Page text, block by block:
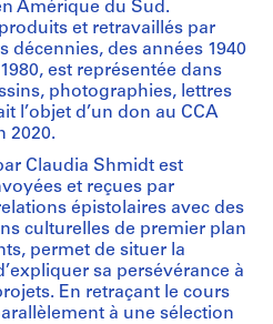
Amérique du Sud.
et retravaillés par
décennies, des années 1940
est représentée dans
photographies, lettres
l’objet d’un don au CCA
2020.
Claudia Shmidt est
et reçues par
épistolaires avec des
culturelles de premier plan
permet de situer la
sa persévérance à
En retraçant le cours
à une sélection